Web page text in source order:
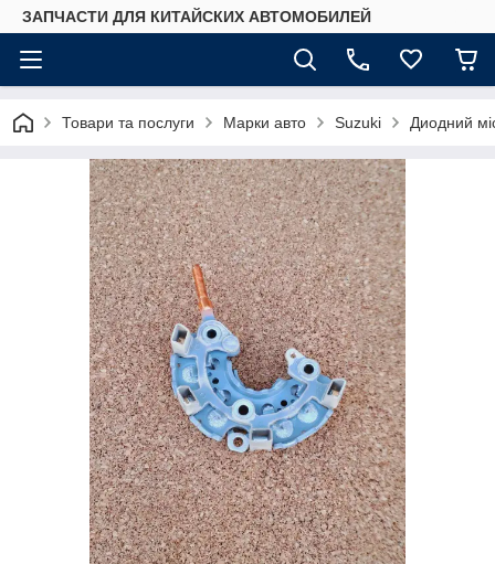
ЗАПЧАСТИ ДЛЯ КИТАЙСКИХ АВТОМОБИЛЕЙ
Товари та послуги Марки авто Suzuki Диодний